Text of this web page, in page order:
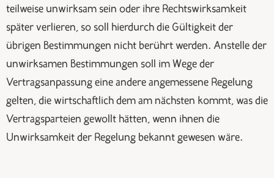
teilweise unwirksam sein oder ihre Rechtswirksamkeit
später verlieren, so soll hierdurch die Gültigkeit der
übrigen Bestimmungen nicht berührt werden. Anstelle der
unwirksamen Bestimmungen soll im Wege der
Vertragsanpassung eine andere angemessene Regelung
gelten, die wirtschaftlich dem am nächsten kommt, was die
Vertrags­parteien gewollt hätten, wenn ihnen die
Unwirksamkeit der Regelung bekannt gewesen wäre.